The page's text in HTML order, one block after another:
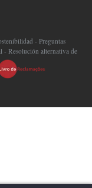
- Preguntas
- Resolución alternativa de